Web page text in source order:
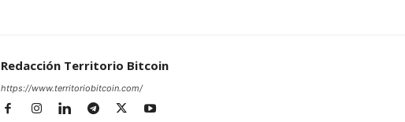
Redacción Territorio Bitcoin
https://www.territoriobitcoin.com/